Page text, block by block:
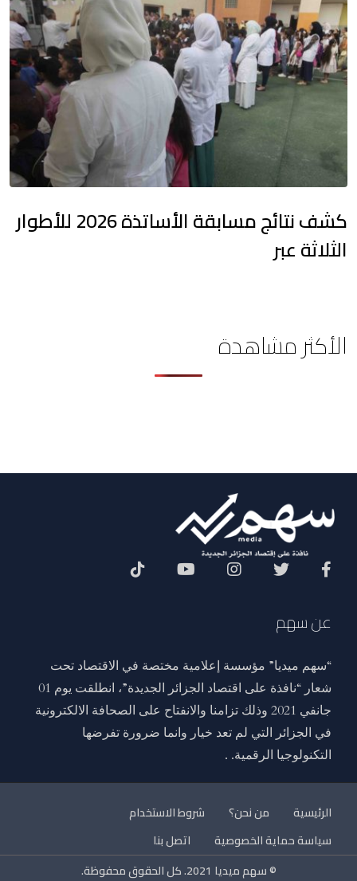
كشف نتائج مسابقة الأساتذة 2026 للأطوار
الثلاثة عبر
الأكثر مشاهدة
عن سهم
“سهم ميديا” مؤسسة إعلامية مختصة في الاقتصاد تحت
شعار “نافذة على اقتصاد الجزائر الجديدة”، انطلقت يوم 01
جانفي 2021 وذلك تزامنا والانفتاح على الصحافة الالكترونية
في الجزائر التي لم تعد خيار وانما ضرورة تفرضها
التكنولوجيا الرقمية. .
الرئيسية من نحن؟
شروط الاستخدام
سياسة حماية الخصوصية
اتصل بنا
© سهم ميديا 2021. كل الحقوق محفوظة.